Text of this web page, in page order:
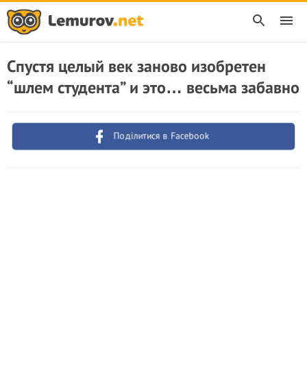
Спустя целый век заново изобретен
“шлем студента” и это… весьма забавно
Поділитися в Facebook